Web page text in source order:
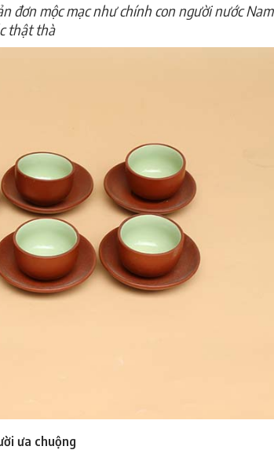
đơn mộc mạc như chính con người nước Nam
thật thà
ưa chuộng